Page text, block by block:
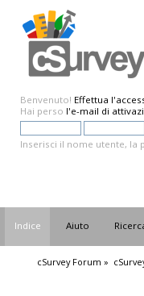
Benvenuto! Effettua
Hai perso l'e-mail di
Inserisci il nome utente, la
Indice Aiuto
cSurvey Forum »